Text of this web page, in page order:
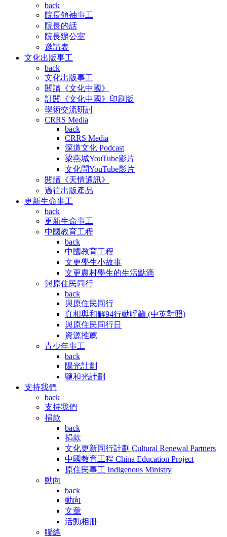
back
院長領袖事工
院長的話
院長辦公室
邀請表
文化出版事工
back
文化出版事工
閱讀《文化中國》
訂閱《文化中國》印刷版
學術交流研討
CRRS Media
back
CRRS Media
深道文化 Podcast
梁燕城YouTube影片
文化問YouTube影片
閱讀《天情通訊》
過往出版產品
更新生命事工
back
更新生命事工
中國教育工程
back
中國教育工程
文更學生小故事
文更農村學生的生活點滴
與原住民同行
back
與原住民同行
真相與和解94行動呼籲 (中英對照)
與原住民同行日
資源推薦
青少年事工
back
陽光計劃
鹽和光計劃
支持我們
back
支持我們
捐款
back
捐款
文化更新同行計劃 Cultural Renewal Partners
中國教育工程 China Education Project
原住民事工 Indigenous Ministry
動向
back
動向
文章
活動相册
聯絡